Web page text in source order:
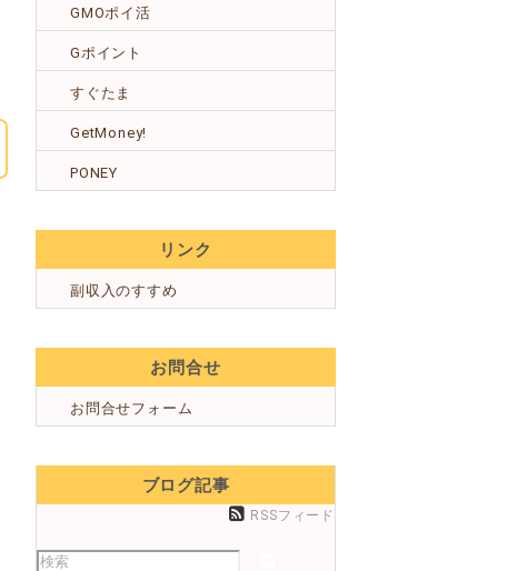
GMOポイ活
Gポイント
すぐたま
GetMoney!
PONEY
リンク
副収入のすすめ
お問合せ
お問合せフォーム
ブログ記事
RSSフィード